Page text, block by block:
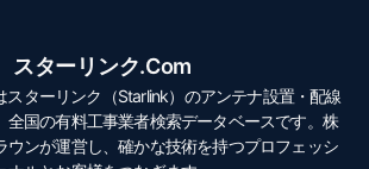
スターリンク.com
スターリンク（Starlink）のアンテナ設置・配線
全国の有料工事業者検索データベースです。株
ウンが運営し、確かな技術を持つプロフェッシ